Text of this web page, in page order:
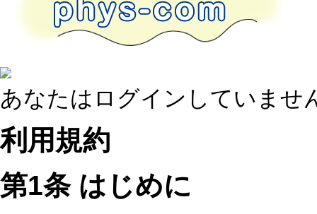
あなたはログインしていませ
利用規約
第1条 はじめに